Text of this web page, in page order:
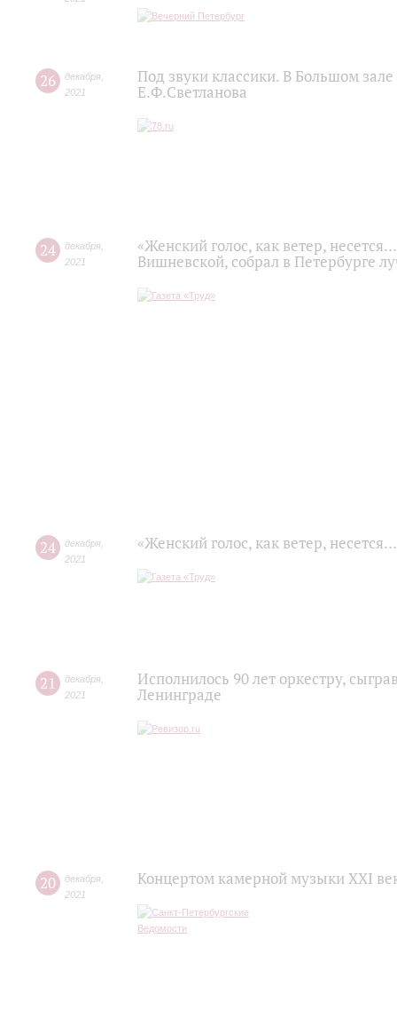
26 декабря
2021
Под звуки классики. В Большом
Е.Ф.Светланова
24 декабря
2021
«Женский голос, как ветер,
Вишневской, собрал в Петербурге
24 декабря
2021
«Женский голос, как ветер,
21 декабря
2021
Исполнилось 90 лет оркестру,
Ленинграде
20 декабря
2021
Концертом камерной музыки XXI